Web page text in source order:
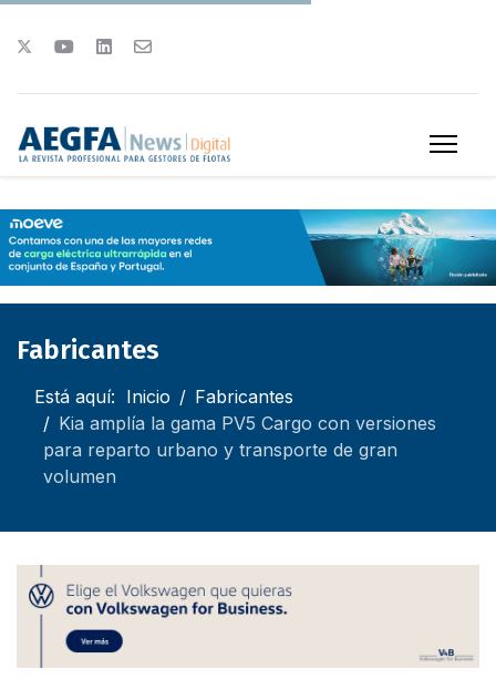
Fabricantes
Está aquí: Inicio
Fabricantes
Kia amplía la gama PV5 Cargo con versiones
para reparto urbano y transporte de gran
volumen